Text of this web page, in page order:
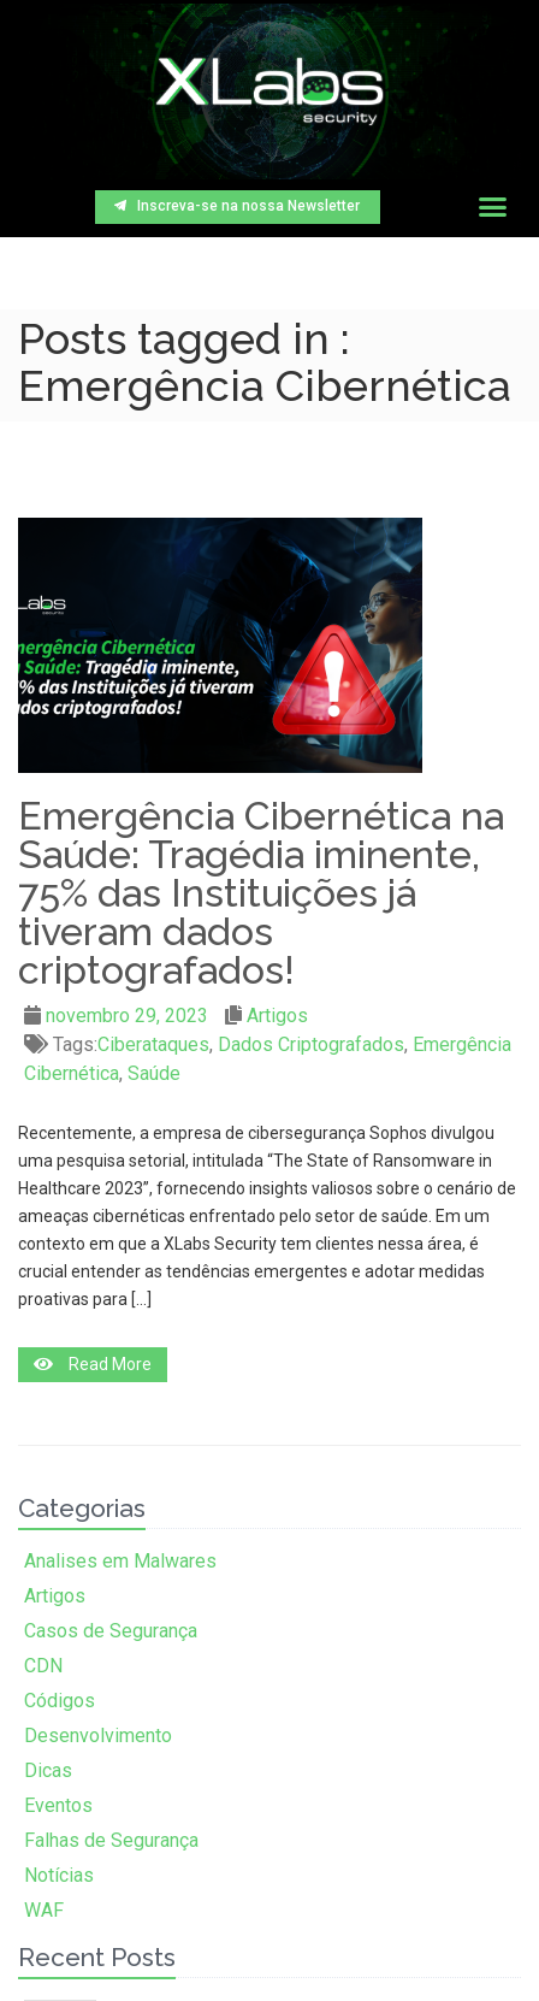
Inscreva-se na nossa Newsletter
Posts tagged in :
Emergência Cibernética
Emergência Cibernética na
Saúde: Tragédia iminente,
75% das Instituições já
tiveram dados
criptografados!
novembro 29, 2023
Artigos
Tags:Ciberataques, Dados Criptografados, Emergência
Cibernética, Saúde
Recentemente, a empresa de cibersegurança Sophos divulgou
uma pesquisa setorial, intitulada “The State of Ransomware in
Healthcare 2023”, fornecendo insights valiosos sobre o cenário de
ameaças cibernéticas enfrentado pelo setor de saúde. Em um
contexto em que a XLabs Security tem clientes nessa área, é
crucial entender as tendências emergentes e adotar medidas
proativas para […]
Read More
Categorias
Analises em Malwares
Artigos
Casos de Segurança
CDN
Códigos
Desenvolvimento
Dicas
Eventos
Falhas de Segurança
Notícias
WAF
Recent Posts